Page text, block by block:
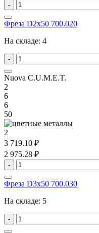
-
Фреза D2x50 700.020
На складе: 4
-
Nuova C.U.M.E.T.
2
6
6
50
2
3 719.10 ₽
2 975.28 ₽
-
Фреза D3x50 700.030
На складе: 5
-